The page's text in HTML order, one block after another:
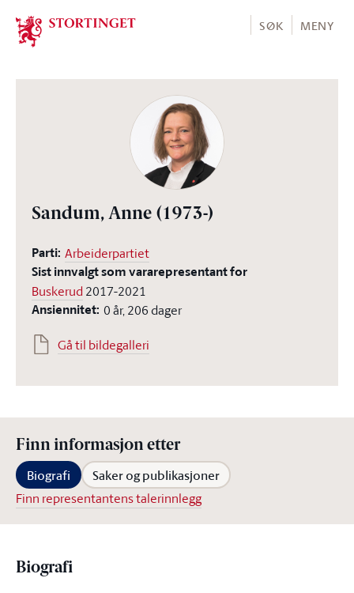
Stortinget.no
SØK MENY
Sandum, Anne (1973-)
Parti: Arbeiderpartiet
Sist innvalgt som vararepresentant for
Buskerud 2017-2021
Ansiennitet: 0 år, 206 dager
Gå til bildegalleri
Finn informasjon etter
Biografi Saker og publikasjoner
Finn representantens talerinnlegg
Biografi